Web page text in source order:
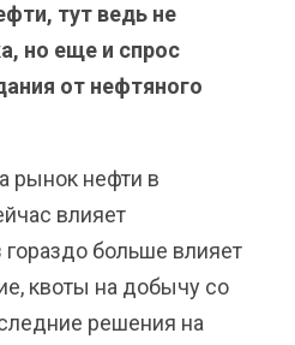
тут ведь не
но еще и спрос
от нефтяного
рынок нефти в
влияет
гораздо больше влияет
квоты на добычу со
решения на